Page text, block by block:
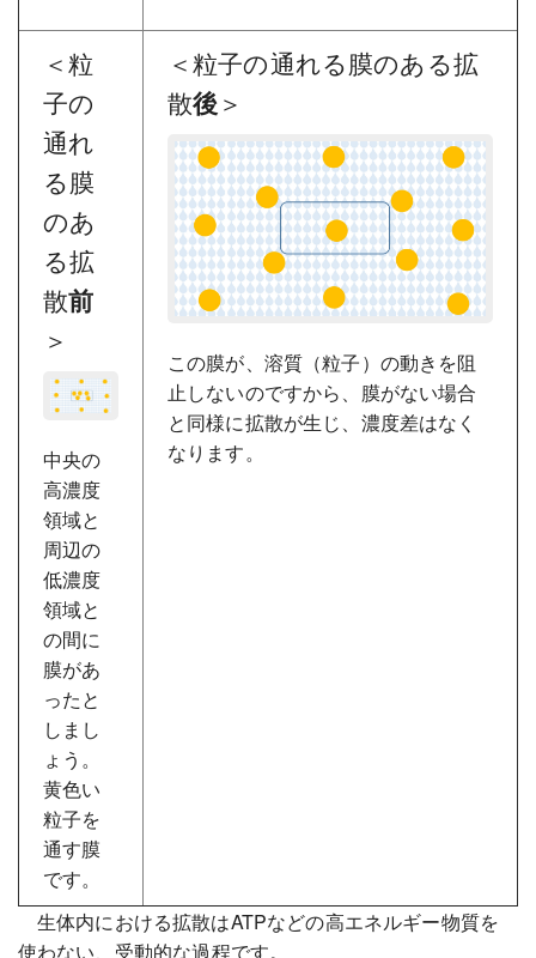
＜粒
子の
通れ
る膜
のあ
る拡
散前
＞
中央の
高濃度
領域と
周辺の
低濃度
領域と
の間に
膜があ
ったと
しまし
ょう。
黄色い
粒子を
通す膜
です。
＜粒子の通れる膜のある拡
散後＞
この膜が、溶質（粒子）の動きを阻
止しないのですから、膜がない場合
と同様に拡散が生じ、濃度差はなく
なります。
生体内における拡散はATPなどの高エネルギー物質を
使わない、受動的な過程です。